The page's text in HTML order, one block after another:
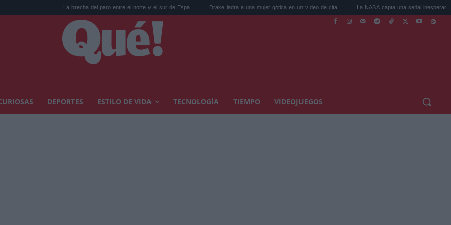
La brecha del paro entre el norte y el sur de Espa... Drake ladra a una mujer gótica en un vídeo de cita... La NASA capta una señal inesperada en Marte median...
DEPORTES ESTILO DE VIDA TECNOLOGÍA TIEMPO VIDEOJUEGOS